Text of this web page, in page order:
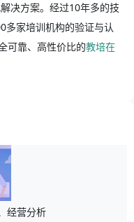
决方案。经过10年多的技
多家培训机构的验证与认
可靠、高性价比的教培在
经营分析